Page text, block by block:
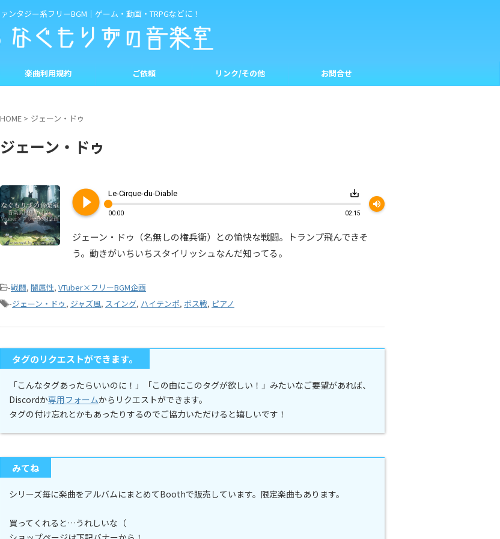
ンタジー系フリーBGM｜ゲーム・動画・TRPGなどに！
楽曲利用規約 ご依頼 リンク/その他 お問合せ
HOME > ジェーン・ドゥ
ジェーン・ドゥ
play_circle_filled Le-Cirque-du-Diable save_alt
00:00 02:15
volume_up
ジェーン・ドゥ（名無しの権兵衛）との愉快な戦闘。トランプ飛んできそ
う。動きがいちいちスタイリッシュなんだ知ってる。
-戦闘, 闇属性, VTuber×フリーBGM企画
-ジェーン・ドゥ , ジャズ風, スイング, ハイテンポ, ボス戦, ピアノ
タグのリクエストができます。
「こんなタグあったらいいのに！」「この曲にこのタグが欲しい！」みたいなご要望があれば、
Discordか専用フォームからリクエストができます。
タグの付け忘れとかもあったりするのでご協力いただけると嬉しいです！
みてね
シリーズ毎に楽曲をアルバムにまとめてBoothで販売しています。限定楽曲もあります。
買ってくれると…うれしいな（